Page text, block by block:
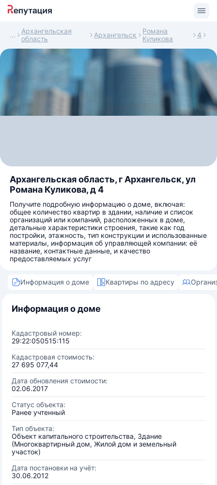
Архангельская
область
Архангельск
Романа
Куликова
4
Архангельская область, г Архангельск, ул
Романа Куликова, д 4
Получите подробную информацию о доме, включая:
общее количество квартир в здании, наличие и список
организаций или компаний, расположенных в доме,
детальные характеристики строения, такие как год
постройки, этажность, тип конструкции и использованные
материалы, информация об управляющей компании: её
название, контактные данные, и качество
предоставляемых услуг
Информация о доме Квартиры по адресу
Информация о доме
Кадастровый номер:
29:22:050515:115
Кадастровая стоимость:
27 695 077,44
Дата обновления стоимости:
02.06.2017
Статус объекта:
Ранее учтенный
Тип объекта:
Объект капитального строительства, Здание
(Многоквартирный дом, Жилой дом и земельный
участок)
Дата постановки на учёт:
30.06.2012